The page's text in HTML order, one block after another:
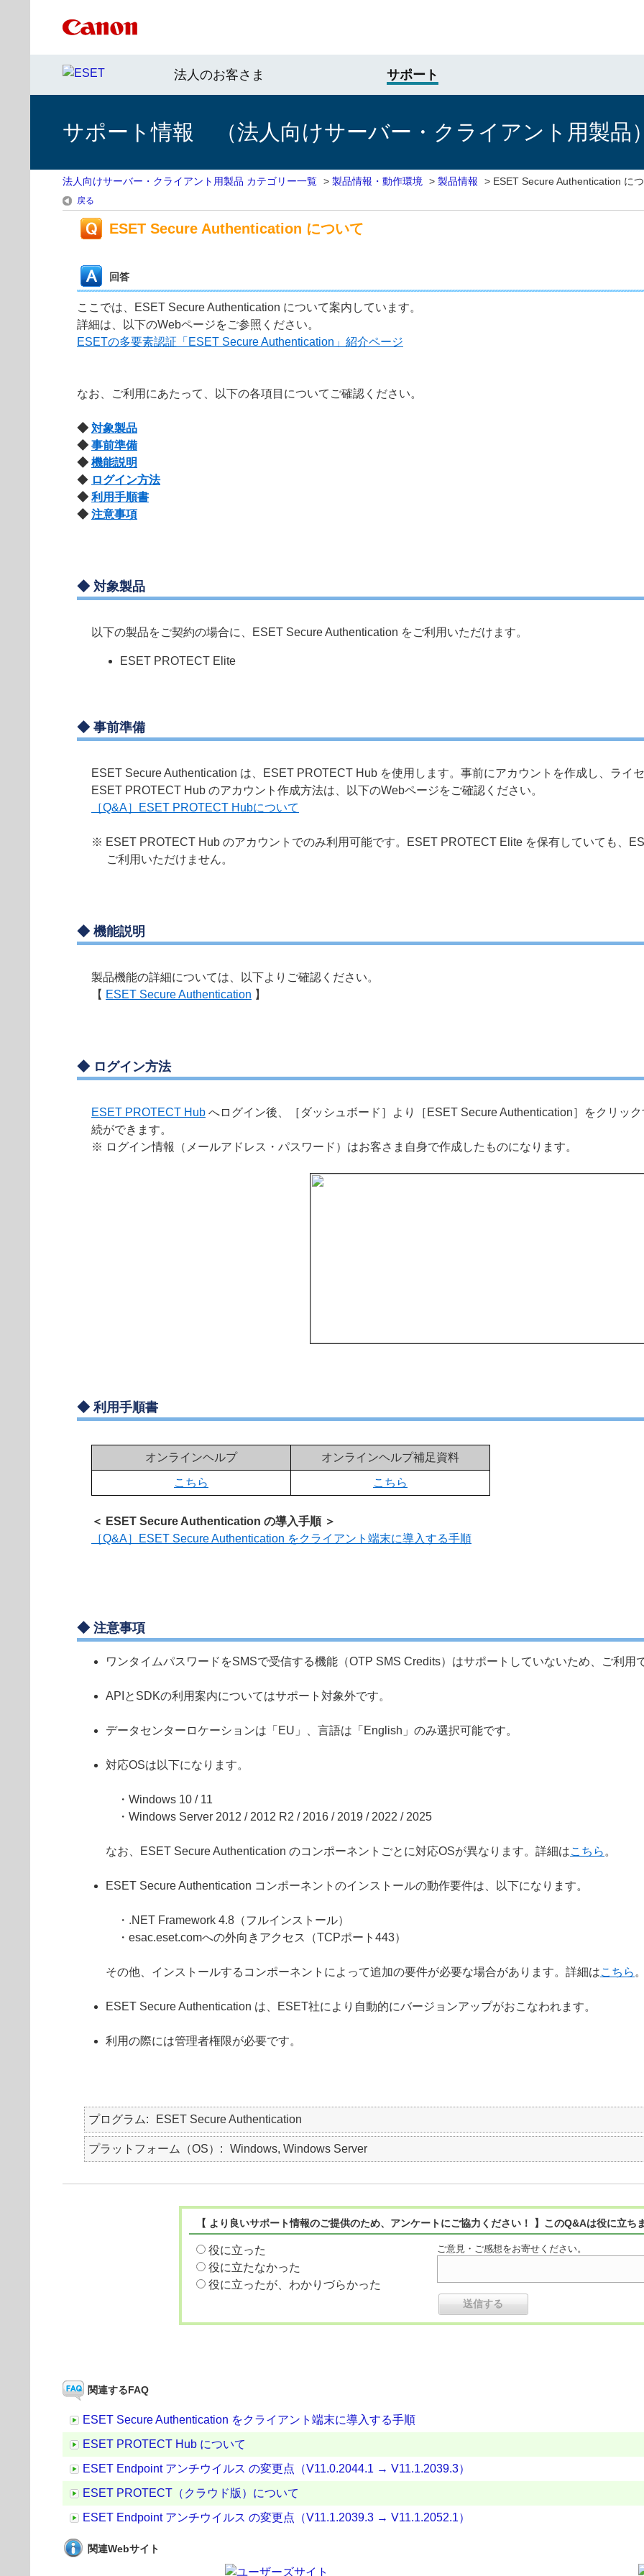
法人のお客さま サポート
サポート情報 （法人向けサーバー・クライアント用製品）
法人向けサーバー・クライアント用製品 カテゴリー一覧 > 製品情報・動作環境 > 製品情報 > ESET Secure Authentication に
戻る
ESET Secure Authentication について
回答
ここでは、ESET Secure Authentication について案内しています。
詳細は、以下のWebページをご参照ください。
ESETの多要素認証「ESET Secure Authentication」紹介ページ
なお、ご利用にあたって、以下の各項目についてご確認ください。
◆ 対象製品
◆ 事前準備
◆ 機能説明
◆ ログイン方法
◆ 利用手順書
◆ 注意事項
◆ 対象製品
以下の製品をご契約の場合に、ESET Secure Authentication をご利用いただけます。
ESET PROTECT Elite
◆ 事前準備
ESET Secure Authentication は、ESET PROTECT Hub を使用します。事前にアカウントを作成し、ライ
ESET PROTECT Hub のアカウント作成方法は、以下のWebページをご確認ください。
［Q&A］ESET PROTECT Hubについて
※ ESET PROTECT Hub のアカウントでのみ利用可能です。ESET PROTECT Elite を保有していても、
ご利用いただけません。
◆ 機能説明
製品機能の詳細については、以下よりご確認ください。
【 ESET Secure Authentication 】
◆ ログイン方法
ESET PROTECT Hub へログイン後、［ダッシュボード］より［ESET Secure Authentication］をクリッ
続ができます。
※ ログイン情報（メールアドレス・パスワード）はお客さま自身で作成したものになります。
◆ 利用手順書
オンラインヘルプ オンラインヘルプ補足資料
こちら こちら
＜ ESET Secure Authentication の導入手順 ＞
［Q&A］ESET Secure Authentication をクライアント端末に導入する手順
◆ 注意事項
ワンタイムパスワードをSMSで受信する機能（OTP SMS Credits）はサポートしていないため、ご利用
APIとSDKの利用案内についてはサポート対象外です。
データセンターロケーションは「EU」、言語は「English」のみ選択可能です。
対応OSは以下になります。
・Windows 10 / 11
・Windows Server 2012 / 2012 R2 / 2016 / 2019 / 2022 / 2025
なお、ESET Secure Authentication のコンポーネントごとに対応OSが異なります。詳細はこちら 。
ESET Secure Authentication コンポーネントのインストールの動作要件は、以下になります。
・.NET Framework 4.8（フルインストール）
・esac.eset.comへの外向きアクセス（TCPポート443）
その他、インストールするコンポーネントによって追加の要件が必要な場合があります。詳細はこちら 。
ESET Secure Authentication は、ESET社により自動的にバージョンアップがおこなわれます。
利用の際には管理者権限が必要です。
プログラム ESET Secure Authentication
プラットフォーム（OS） Windows, Windows Server
【 より良いサポート情報のご提供のため、アンケートにご協力ください！ 】このQ&Aは役に立ち
役に立った
役に立たなかった
役に立ったが、わかりづらかった
ご意見・ご感想をお寄せください。
関連するFAQ
ESET Secure Authentication をクライアント端末に導入する手順
ESET PROTECT Hub について
ESET Endpoint アンチウイルス の変更点（V11.0.2044.1 → V11.1.2039.3）
ESET PROTECT（クラウド版）について
ESET Endpoint アンチウイルス の変更点（V11.1.2039.3 → V11.1.2052.1）
関連Webサイト